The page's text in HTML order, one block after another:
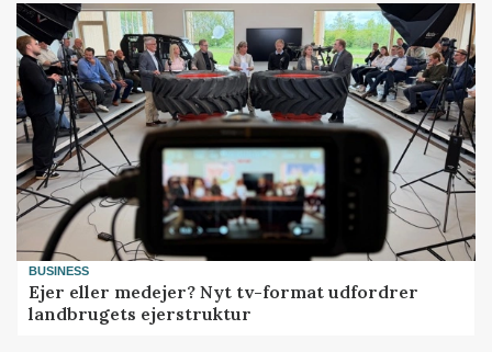
BUSINESS
Ejer eller medejer? Nyt tv-format udfordrer
landbrugets ejerstruktur